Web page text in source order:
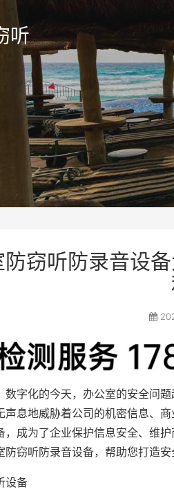
听
防窃听防录音设
数字化的今天，办公室的安全问
声息地威胁着公司的机密信息、
，成为了企业保护信息安全、维
防窃听防录音设备，帮助您打造安
设备